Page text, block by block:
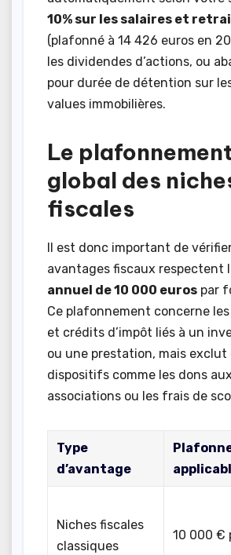
10% sur les salaires et
(plafonné à 14 426 euros en
les dividendes d’actions, ou
pour durée de détention sur
values immobilières.
Le
global des
fiscales
Il est donc important de
avantages fiscaux respectent
annuel de 10 000 euros par
Ce plafonnement concerne
et crédits d’impôt liés à un
ou une prestation, mais
dispositifs comme les dons aux
associations ou les frais de
Type
d’avantage
Niches fiscales
classiques
10 000 €